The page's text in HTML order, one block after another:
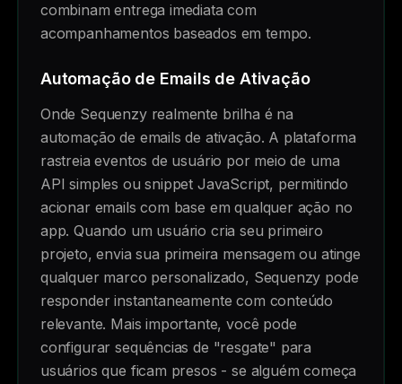
combinam entrega imediata com
acompanhamentos baseados em tempo.
Automação de Emails de Ativação
Onde Sequenzy realmente brilha é na
automação de emails de ativação. A plataforma
rastreia eventos de usuário por meio de uma
API simples ou snippet JavaScript, permitindo
acionar emails com base em qualquer ação no
app. Quando um usuário cria seu primeiro
projeto, envia sua primeira mensagem ou atinge
qualquer marco personalizado, Sequenzy pode
responder instantaneamente com conteúdo
relevante. Mais importante, você pode
configurar sequências de "resgate" para
usuários que ficam presos - se alguém começa